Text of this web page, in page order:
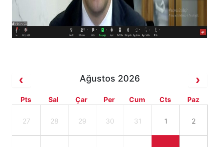
Ağustos 2026
Pts Sal Çar Per Cum Cts Paz
27 28 29 30 31 1 2